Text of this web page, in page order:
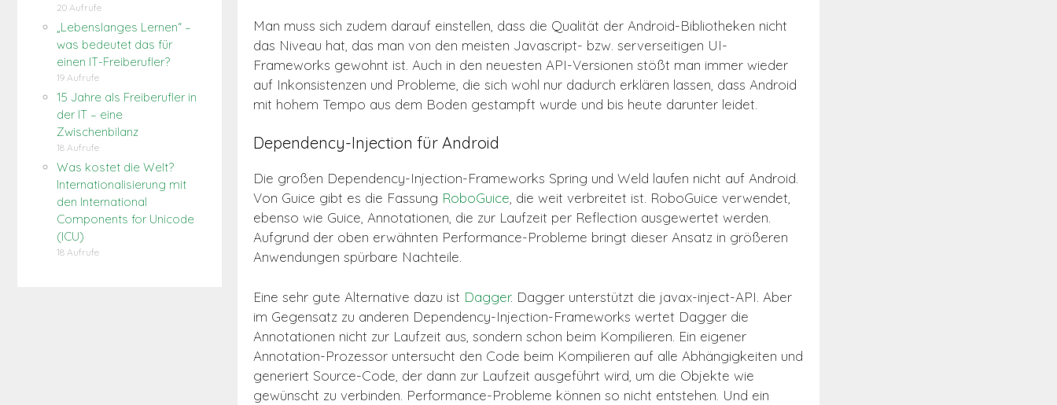
Man muss sich zudem darauf einstellen, dass die Qualität der Android-Bibliotheken nicht
das Niveau hat, das man von den meisten Javascript- bzw. serverseitigen UI-
Frameworks gewohnt ist. Auch in den neuesten API-Versionen stößt man immer wieder
auf Inkonsistenzen und Probleme, die sich wohl nur dadurch erklären lassen, dass Android
mit hohem Tempo aus dem Boden gestampft wurde und bis heute darunter leidet.
Dependency-Injection für Android
Die großen Dependency-Injection-Frameworks Spring und Weld laufen nicht auf Android.
Von Guice gibt es die Fassung RoboGuice, die weit verbreitet ist. RoboGuice verwendet,
ebenso wie Guice, Annotationen, die zur Laufzeit per Reflection ausgewertet werden.
Aufgrund der oben erwähnten Performance-Probleme bringt dieser Ansatz in größeren
Anwendungen spürbare Nachteile.
Eine sehr gute Alternative dazu ist Dagger. Dagger unterstützt die javax-inject-API. Aber
im Gegensatz zu anderen Dependency-Injection-Frameworks wertet Dagger die
Annotationen nicht zur Laufzeit aus, sondern schon beim Kompilieren. Ein eigener
Annotation-Prozessor untersucht den Code beim Kompilieren auf alle Abhängigkeiten und
generiert Source-Code, der dann zur Laufzeit ausgeführt wird, um die Objekte wie
gewünscht zu verbinden. Performance-Probleme können so nicht entstehen. Und ein
20 Aufrufe
„Lebenslanges Lernen“ –
was bedeutet das für
einen IT-Freiberufler?
19 Aufrufe
15 Jahre als Freiberufler in
der IT – eine
Zwischenbilanz
18 Aufrufe
Was kostet die Welt?
Internationalisierung mit
den International
Components for Unicode
(ICU)
18 Aufrufe